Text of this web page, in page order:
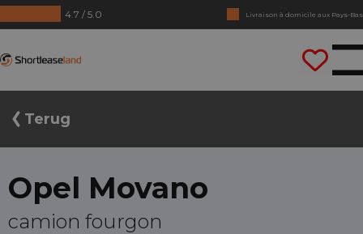
4.7 / 5.0
Livraison à domicile aux Pays-Bas
Pas de chiffres annuels requis
Conduisez tout de suite
Terug
Opel Movano
camion fourgon